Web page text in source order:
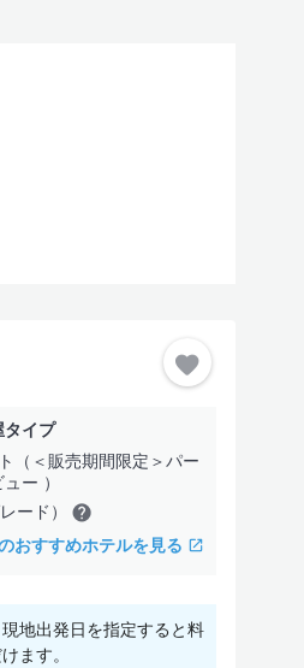
タイプ
（＜販売期間限定＞パー
ー ）
ード）
おすすめホテルを見る
地出発日を指定すると料
ます。